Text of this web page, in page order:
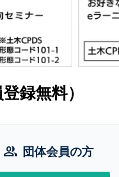
録無料）
group 団体会員の方